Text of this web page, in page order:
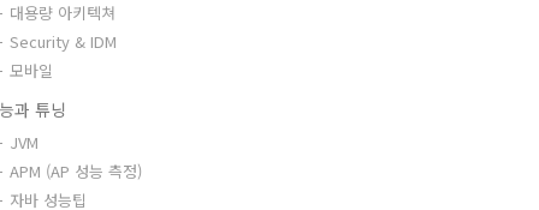
대용량 아키텍쳐
Security & IDM
모바일
과 튜닝
JVM
APM (AP 성능 측정)
자바 성능팁